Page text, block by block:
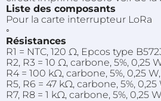
Liste des composants
Pour la carte interrupteur LoRa
◦
Résistances
R1 = NTC, 120 Ω, Epcos type
R2, R3 = 10 Ω, carbone, 5%, 0,25
R4 = 100 kΩ, carbone, 5%, 0,25
R5, R6 = 47 kΩ, carbone, 5%, 0,25
R7, R8 = 1 kΩ, carbone, 5%, 0,25